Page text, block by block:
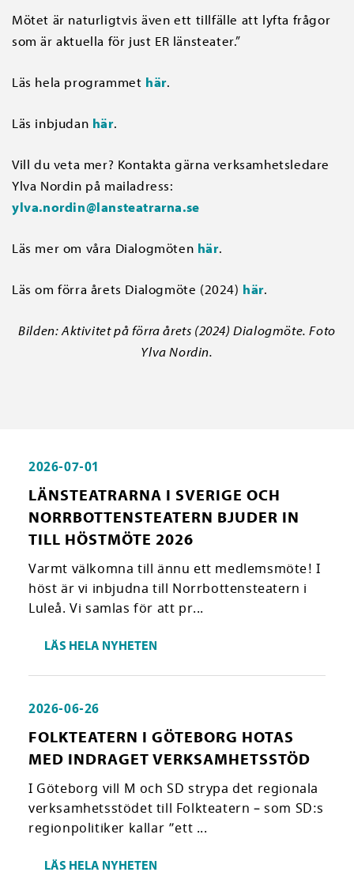
Mötet är naturligtvis även ett tillfälle att lyfta frågor
som är aktuella för just ER länsteater.”
Läs hela programmet här.
Läs inbjudan här.
Vill du veta mer? Kontakta gärna verksamhetsledare
Ylva Nordin på mailadress:
ylva.nordin@lansteatrarna.se
Läs mer om våra Dialogmöten här.
Läs om förra årets Dialogmöte (2024) här.
Bilden: Aktivitet på förra årets (2024) Dialogmöte. Foto
Ylva Nordin.
2026-07-01
LÄNSTEATRARNA I SVERIGE OCH
NORRBOTTENSTEATERN BJUDER IN
TILL HÖSTMÖTE 2026
Varmt välkomna till ännu ett medlemsmöte! I
höst är vi inbjudna till Norrbottensteatern i
Luleå. Vi samlas för att pr...
LÄS HELA NYHETEN
2026-06-26
FOLKTEATERN I GÖTEBORG HOTAS
MED INDRAGET VERKSAMHETSSTÖD
I Göteborg vill M och SD strypa det regionala
verksamhetsstödet till Folkteatern – som SD:s
regionpolitiker kallar ”ett ...
LÄS HELA NYHETEN